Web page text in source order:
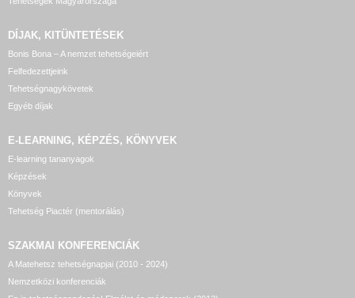
DÍJAK, KITÜNTETÉSEK
Bonis Bona – A nemzet tehetségeiért
Felfedezettjeink
Tehetségnagykövetek
Egyéb díjak
E-LEARNING, KÉPZÉS, KÖNYVEK
E-learning tananyagok
Képzések
Könyvek
Tehetség Piactér (mentorálás)
SZAKMAI KONFERENCIÁK
A Matehetsz tehetségnapjai (2010 - 2024)
Nemzetközi konferenciák